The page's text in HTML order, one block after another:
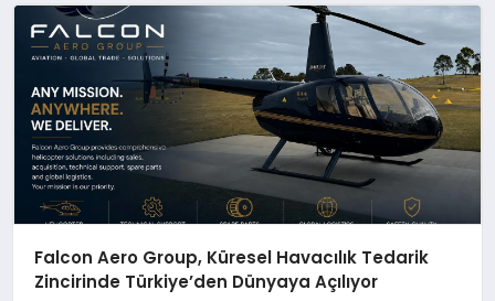
Falcon Aero Group, Küresel Havacılık Tedarik
Zincirinde Türkiye’den Dünyaya Açılıyor